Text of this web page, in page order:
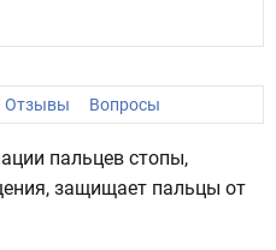
Отзывы Вопросы
пальцев стопы,
защищает пальцы от